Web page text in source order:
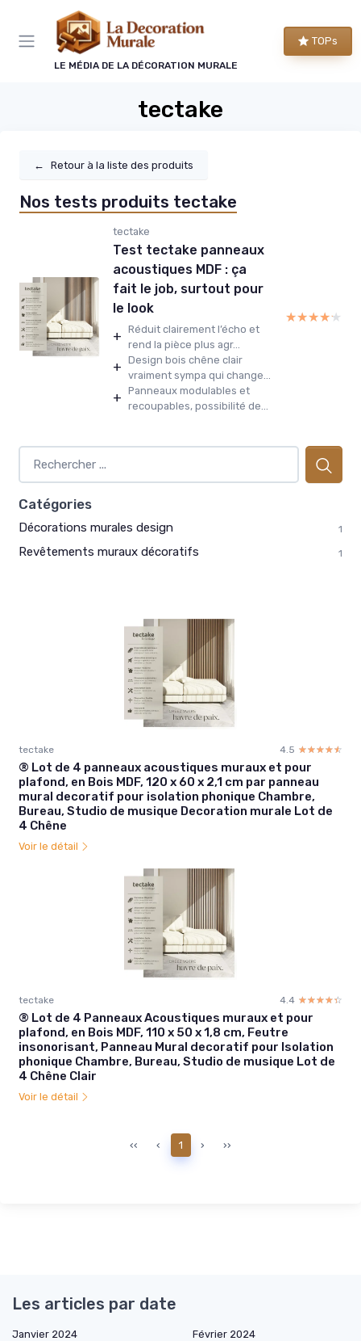
LE MÉDIA DE LA DÉCORATION MURALE
TOPs
tectake
← Retour à la liste des produits
Nos tests produits tectake
tectake
Test tectake panneaux
acoustiques MDF : ça
fait le job, surtout pour
le look
+ Réduit clairement l’écho et
rend la pièce plus agr...
+ Design bois chêne clair
vraiment sympa qui change...
+ Panneaux modulables et
recoupables, possibilité de...
★★★★★
★★★★★
Catégories
Décorations murales design 1
Revêtements muraux décoratifs 1
tectake 4.5 ☆☆☆☆☆
★★★★★
® Lot de 4 panneaux acoustiques muraux et pour
plafond, en Bois MDF, 120 x 60 x 2,1 cm par panneau
mural decoratif pour isolation phonique Chambre,
Bureau, Studio de musique Decoration murale Lot de
4 Chêne
Voir le détail
tectake 4.4 ☆☆☆☆☆
★★★★★
® Lot de 4 Panneaux Acoustiques muraux et pour
plafond, en Bois MDF, 110 x 50 x 1,8 cm, Feutre
insonorisant, Panneau Mural decoratif pour Isolation
phonique Chambre, Bureau, Studio de musique Lot de
4 Chêne Clair
Voir le détail
‹‹ ‹ 1 › ››
Les articles par date
Janvier 2024
Février 2024
Panneau de gestion des cookies